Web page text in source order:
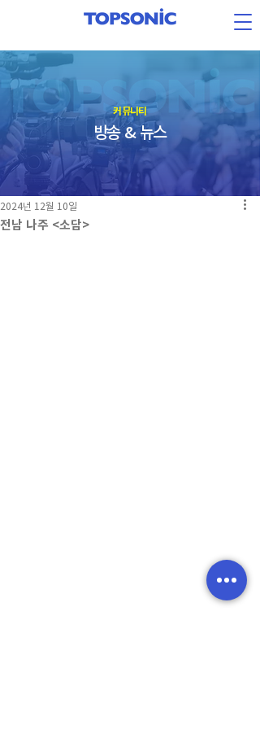
​커뮤니티
방송 & 뉴스
전남 나주 <소담>
2024년 12월 10일